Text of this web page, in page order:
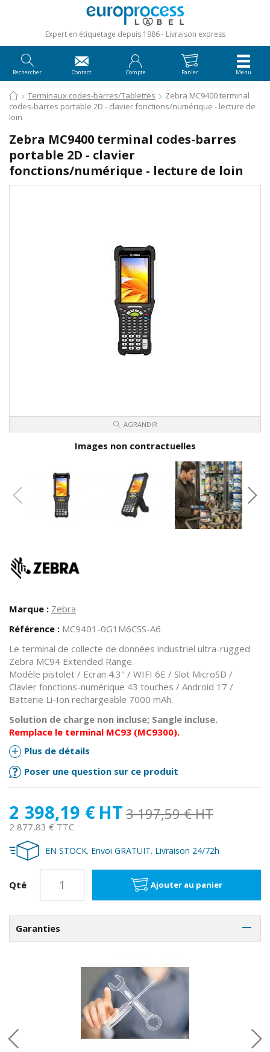
Expert en étiquetage depuis 1986 Livraison express
Rechercher Contact Compte Panier Menu
Terminaux codes-barres/Tablettes
Zebra MC9400 terminal
codes-barres portable 2D - clavier fonctions/numérique - lecture de
loin
Zebra MC9400 terminal codes-barres
portable 2D - clavier
fonctions/numérique - lecture de loin
AGRANDIR
Images non contractuelles
Marque : Zebra
Référence : MC9401-0G1M6CSS-A6
Le terminal de collecte de données industriel ultra-rugged
Zebra MC94 Extended Range.
Modèle pistolet / Ecran 4.3" / WIFI 6E / Slot MicroSD /
Clavier fonctions-numérique 43 touches / Android 17 /
Batterie Li-Ion rechargeable 7000 mAh.
Solution de charge non incluse; Sangle incluse.
Remplace le terminal MC93 (MC9300).
Plus de détails
Poser une question sur ce produit
2 398,19 € HT 3 197,59 € HT
2 877,83 € TTC
EN STOCK. Envoi GRATUIT. Livraison 24/72h
Qté Ajouter au panier
Garanties